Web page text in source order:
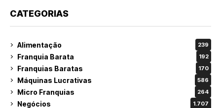
CATEGORIAS
Alimentação 239
Franquia Barata 192
Franquias Baratas 170
Máquinas Lucrativas 586
Micro Franquias 264
Negócios 1.707